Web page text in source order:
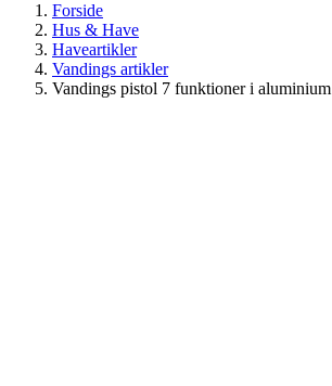
Forside
Hus & Have
Haveartikler
Vandings artikler
Vandings pistol 7 funktioner i aluminium